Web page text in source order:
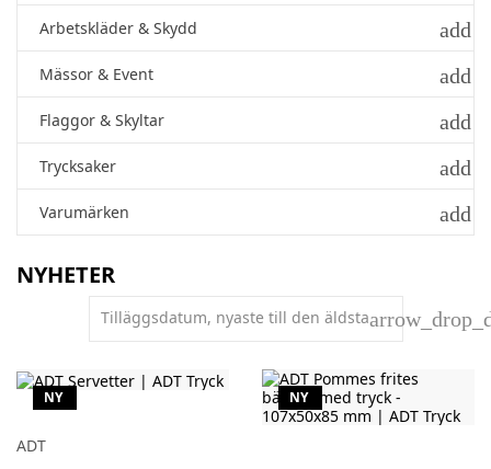
Arbetskläder & Skydd add
Mässor & Event add
Flaggor & Skyltar add
Trycksaker add
Varumärken add
NYHETER
Tilläggsdatum, nyaste till den äldsta
ADT
NY NY